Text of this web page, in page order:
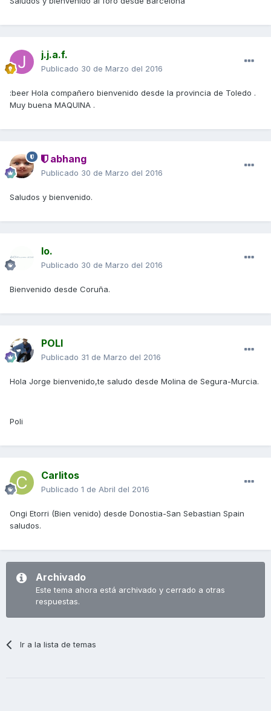
j.j.a.f.
Publicado 30 de Marzo del 2016
:beer Hola compañero bienvenido desde la provincia de Toledo .
Muy buena MAQUINA .
abhang
Publicado 30 de Marzo del 2016
Saludos y bienvenido.
Io.
Publicado 30 de Marzo del 2016
Bienvenido desde Coruña.
POLI
Publicado 31 de Marzo del 2016
Hola Jorge bienvenido,te saludo desde Molina de Segura-Murcia.
Poli
Carlitos
Publicado 1 de Abril del 2016
Ongi Etorri (Bien venido) desde Donostia-San Sebastian Spain
saludos.
Archivado
Este tema ahora está archivado y cerrado a otras
respuestas.
Ir a la lista de temas